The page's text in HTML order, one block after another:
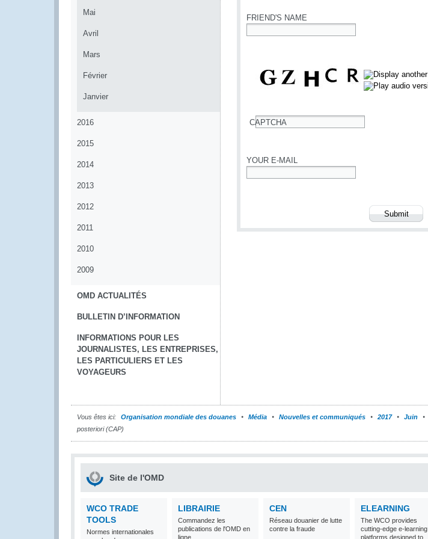
Mai
Avril
Mars
Février
Janvier
2016
2015
2014
2013
2012
2011
2010
2009
OMD ACTUALITÉS
BULLETIN D’INFORMATION
INFORMATIONS POUR LES
JOURNALISTES, LES ENTREPRISES,
LES PARTICULIERS ET LES
VOYAGEURS
FRIEND'S NAME
CAPTCHA
YOUR E-MAIL
Vous êtes ici: Organisation mondiale des douanes Média Nouvelles et communiqués 2017 Juin
posteriori (CAP)
Site de l'OMD
WCO TRADE
TOOLS
Normes internationales
LIBRAIRIE
Commandez les
publications de l'OMD en
ligne
CEN
Réseau douanier de lutte
contre la fraude
ELEARNING
The WCO provides
cutting-edge e-learning
platforms designed to